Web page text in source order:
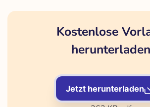
Kostenlose
herunterladen
Jetzt herunterladen